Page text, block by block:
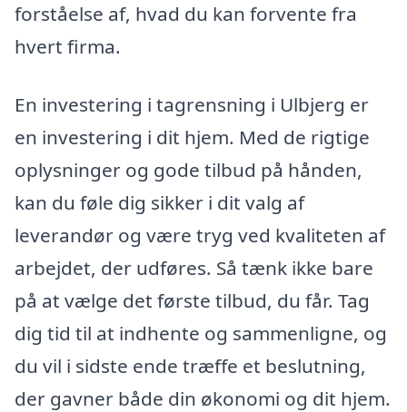
forståelse af, hvad du kan forvente fra
hvert firma.
En investering i tagrensning i Ulbjerg er
en investering i dit hjem. Med de rigtige
oplysninger og gode tilbud på hånden,
kan du føle dig sikker i dit valg af
leverandør og være tryg ved kvaliteten af
arbejdet, der udføres. Så tænk ikke bare
på at vælge det første tilbud, du får. Tag
dig tid til at indhente og sammenligne, og
du vil i sidste ende træffe et beslutning,
der gavner både din økonomi og dit hjem.